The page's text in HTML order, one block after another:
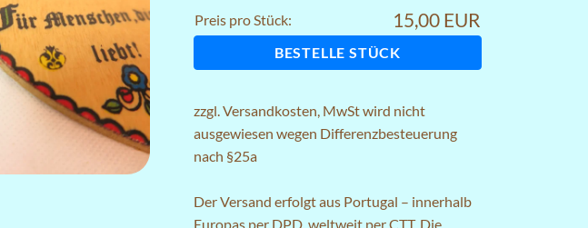
Preis pro Stück: 15,00 EUR
BESTELLE STÜCK
zzgl.Versandkosten, MwSt wird nicht
ausgewiesen wegen Differenzbesteuerung
nach §25a
Der Versand erfolgt aus Portugal – innerhalb
Europas per DPD, weltweit per CTT. Die